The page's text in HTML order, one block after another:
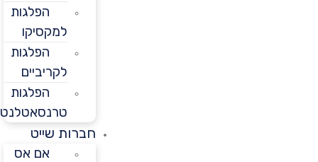
הפלגות
למקסיקו
הפלגות
לקריביים
הפלגות
טרנסאטלנטיות
חברות שייט
אם אס